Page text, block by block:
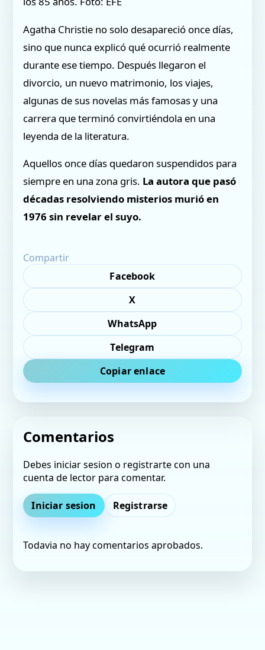
Agatha Christie no solo desapareció once días,
sino que nunca explicó qué ocurrió realmente
durante ese tiempo. Después llegaron el
divorcio, un nuevo matrimonio, los viajes,
algunas de sus novelas más famosas y una
carrera que terminó convirtiéndola en una
leyenda de la literatura.
Aquellos once días quedaron suspendidos para
siempre en una zona gris. La autora que pasó
décadas resolviendo misterios murió en
1976 sin revelar el suyo.
Compartir
Facebook
X
WhatsApp
Telegram
Copiar enlace
Comentarios
Debes iniciar sesion o registrarte con una
cuenta de lector para comentar.
Iniciar sesion Registrarse
Todavia no hay comentarios aprobados.